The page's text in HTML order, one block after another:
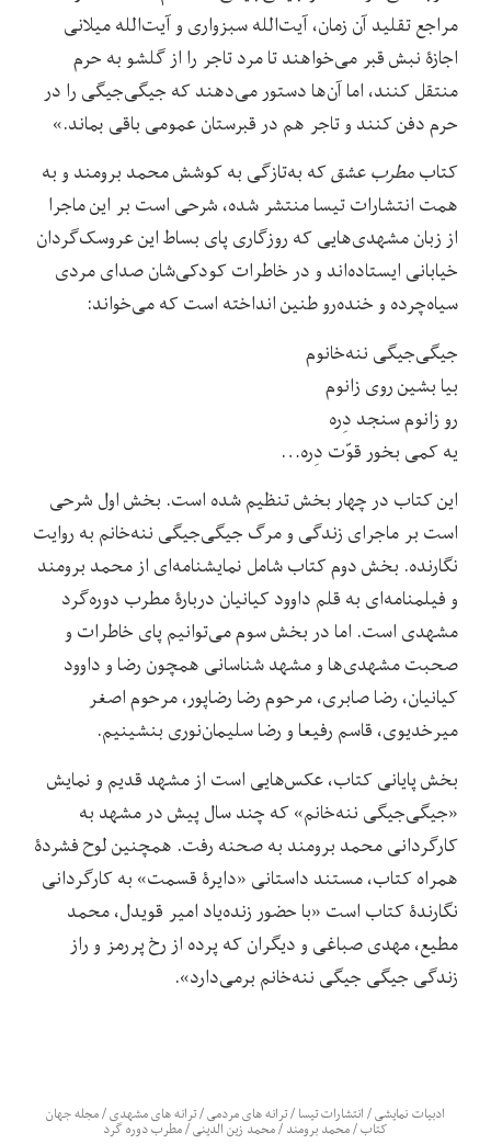
مراجع تقلید آن زمان، آیت‌الله سبزواری و آیت‌الله میلانی
اجازۀ نبش قبر می‌خواهند تا مرد تاجر را از گلشو به حرم
منتقل کنند، اما آن‌ها دستور می‌دهند که جیگی‌جیگی را در
حرم دفن کنند و تاجر هم در قبرستان عمومی باقی بماند.»
کتابمطرب عشقکه به‌تازگی به کوشش محمد برومند و به
همت انتشارات تیسا منتشر شده، شرحی است بر این ماجرا
از زبان مشهدی‌هایی که روزگاری پای بساط این عروسک‌گردان
خیابانی ایستاده‌اند و در خاطرات کودکی‌شان صدای مردی
سیاه‌چرده و خنده‌رو طنین انداخته است که می‌خواند:
جیگی‌جیگی ننه‌خانوم
بیا بشین روی زانوم
رو زانوم سنجد دِره
یه کمی بخور قوّت دِره…
این کتاب در چهار بخش تنظیم شده است. بخش اول شرحی
است بر ماجرای زندگی و مرگ جیگی‌جیگی ننه‌خانم به روایت
نگارنده. بخش دوم کتاب شامل نمایشنامه‌ای از محمد برومند
و فیلمنامه‌ای به قلم داوود کیانیان دربارۀ مطرب دوره‌گرد
مشهدی است. اما در بخش سوم می‌توانیم پای خاطرات و
صحبت مشهدی‌ها و مشهد شناسانی همچون رضا و داوود
کیانیان، رضا صابری، مرحوم رضا رضاپور، مرحوم اصغر
میرخدیوی، قاسم رفیعا و رضا سلیمان‌نوری بنشینیم.
بخش پایانی کتاب، عکس‌هایی است از مشهد قدیم و نمایش
«جیگی‌جیگی ننه‌خانم» که چند سال پیش در مشهد به
کارگردانی محمد برومند به صحنه رفت. همچنین لوح فشردۀ
همراه کتاب، مستند داستانی «دایرۀ قسمت» به کارگردانی
نگارندۀ کتاب است «با حضور زنده‌یاد امیر قویدل، محمد
مطیع، مهدی صباغی و دیگران که پرده از رخ پررمز و راز
زندگی جیگی جیگی ننه‌خانم برمی‌دارد».
ادبیات نمایشی/انتشارات تیسا/ترانه های مردمی/ترانه های مشهدی/مجله جهان
کتاب/محمد برومند/محمد زین الدینی/مطرب دوره گرد